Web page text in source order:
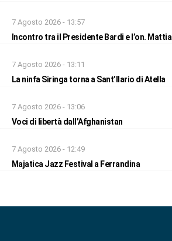
7 Agosto 2026 - 13:57
Incontro tra il Presidente Bardi e l’on. Mattia
7 Agosto 2026 - 13:11
La ninfa Siringa torna a Sant’Ilario di Atella
7 Agosto 2026 - 13:06
Voci di libertà dall’Afghanistan
7 Agosto 2026 - 12:49
Majatica Jazz Festival a Ferrandina